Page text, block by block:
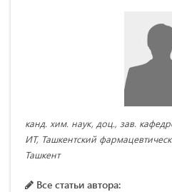
канд. хим. наук, доц., зав.
ИТ, Ташкентский
Ташкент
Все статьи автора: